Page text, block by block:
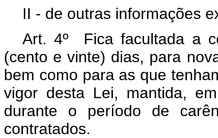
II - de outras informações
Art. 4º Fica facultada a
(cento e vinte) dias, para
bem como para as que
vigor desta Lei, mantida,
durante o período de
contratados.